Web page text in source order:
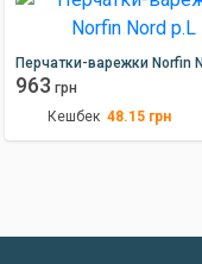
Перчатки-варежки Norfin
963 грн
Кешбек48.15 грн